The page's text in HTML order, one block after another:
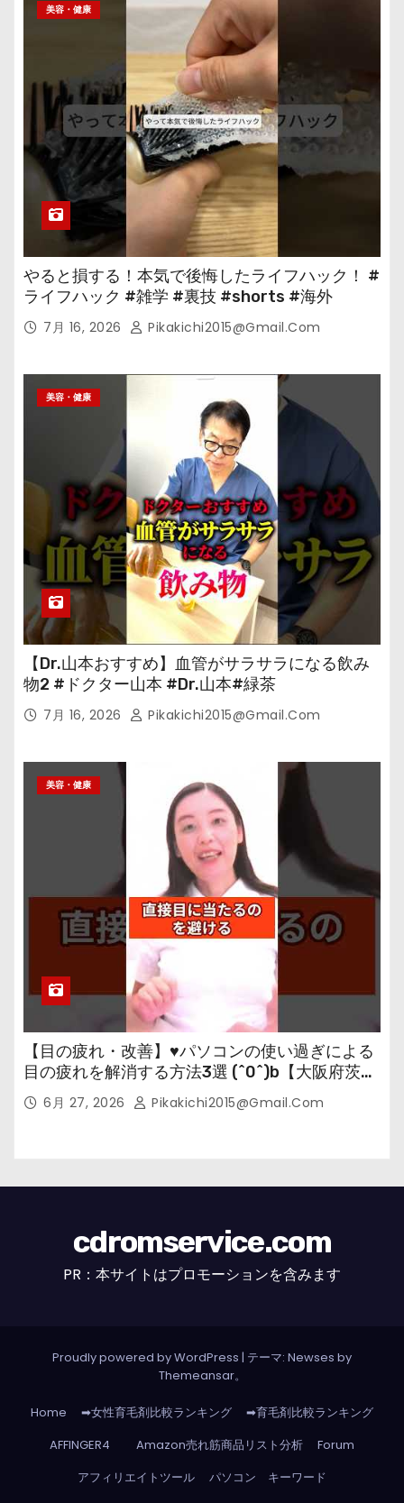
美容・健康
やると損する！本気で後悔したライフハック！ #
ライフハック #雑学 #裏技 #shorts #海外
7月 16, 2026 Pikakichi2015@gmail.com
美容・健康
【Dr.山本おすすめ】血管がサラサラになる飲み
物2 #ドクター山本 #Dr.山本#緑茶
7月 16, 2026 Pikakichi2015@gmail.com
美容・健康
【目の疲れ・改善】♥パソコンの使い過ぎによる
目の疲れを解消する方法3選 (^0^)b【大阪府茨木
市の女性・美容鍼灸・整体師が教えます。】
6月 27, 2026 Pikakichi2015@gmail.com
cdromservice.com
PR：本サイトはプロモーションを含みます
Proudly powered by WordPress | テーマ: Newses by
Themeansar。
Home ➡女性育毛剤比較ランキング
➡育毛剤比較ランキング
AFFINGER4
Amazon売れ筋商品リスト分析
Forum
アフィリエイトツール
パソコン キーワード